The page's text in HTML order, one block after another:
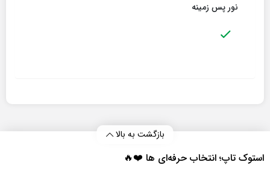
نور پس زمینه
بازگشت به بالا
استوک تاپ؛ انتخاب حرفه‌ای‌ ها ❤️🔥